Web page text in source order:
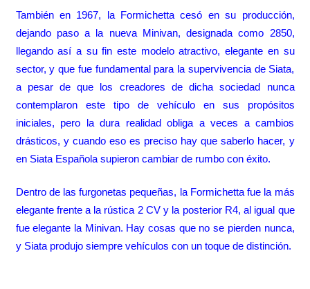
También en 1967, la Formichetta cesó en su producción,
dejando paso a la nueva Minivan, designada como 2850,
llegando así a su fin este modelo atractivo, elegante en su
sector, y que fue fundamental para la supervivencia de Siata,
a pesar de que los creadores de dicha sociedad nunca
contemplaron este tipo de vehículo en sus propósitos
iniciales, pero la dura realidad obliga a veces a cambios
drásticos, y cuando eso es preciso hay que saberlo hacer, y
en Siata Española supieron cambiar de rumbo con éxito.
Dentro de las furgonetas pequeñas, la Formichetta fue la más
elegante frente a la rústica 2 CV y la posterior R4, al igual que
fue elegante la Minivan. Hay cosas que no se pierden nunca,
y Siata produjo siempre vehículos con un toque de distinción.